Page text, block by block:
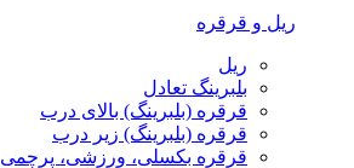
ریل و قرقره
ریل
بلبرینگ تعادل
قرقره (بلبرینگ) بالای درب
قرقره (بلبرینگ) زیر درب
قرقره بکسلی، ورزشی، پرچمی